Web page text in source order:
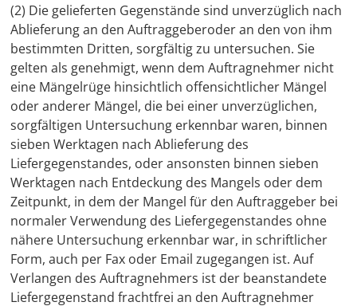
(2) Die gelieferten Gegenstände sind unverzüglich nach
Ablieferung an den Auftraggeberoder an den von ihm
bestimmten Dritten, sorgfältig zu untersuchen. Sie
gelten als genehmigt, wenn dem Auftragnehmer nicht
eine Mängelrüge hinsichtlich offensichtlicher Mängel
oder anderer Mängel, die bei einer unverzüglichen,
sorgfältigen Untersuchung erkennbar waren, binnen
sieben Werktagen nach Ablieferung des
Liefergegenstandes, oder ansonsten binnen sieben
Werktagen nach Entdeckung des Mangels oder dem
Zeitpunkt, in dem der Mangel für den Auftraggeber bei
normaler Verwendung des Liefergegenstandes ohne
nähere Untersuchung erkennbar war, in schriftlicher
Form, auch per Fax oder Email zugegangen ist. Auf
Verlangen des Auftragnehmers ist der beanstandete
Liefergegenstand frachtfrei an den Auftragnehmer